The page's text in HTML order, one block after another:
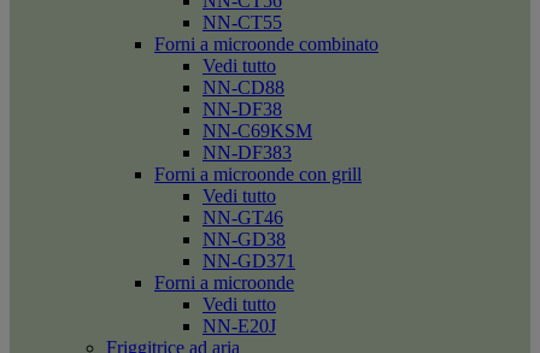
NN-CT55
Forni a microonde combinato
Vedi tutto
NN-CD88
NN-DF38
NN-C69KSM
NN-DF383
Forni a microonde con grill
Vedi tutto
NN-GT46
NN-GD38
NN-GD371
Forni a microonde
Vedi tutto
NN-E20J
Friggitrice ad aria